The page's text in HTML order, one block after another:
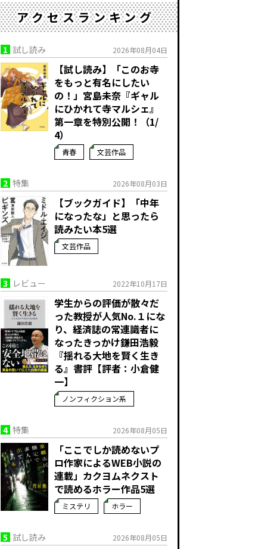
アクセスランキング
1 試し読み 2026年08月04日
【試し読み】「このお寺
をもっと有名にしたい
の！」宮島未奈『ギャル
にひかれて寺マルシェ』
第一章を特別公開！（1/
4）
青春 文芸作品
2 特集 2026年08月03日
【ブックガイド】「中年
になったな」と思ったら
読みたい本5選
文芸作品
3 レビュー 2022年10月17日
学生からの評価が散々だ
った教授が人気No.１にな
り、経済誌の常連識者に
なったきっかけ――鎌田浩毅
『揺れる大地を賢く生き
る』書評【評者：小倉健
一】
ノンフィクション系
4 特集 2026年08月05日
「ここでしか読めないプ
ロ作家によるWEB小説の
連載」――カクヨムネクスト
で読めるホラー作品5選
ミステリ ホラー
5 試し読み 2026年08月05日